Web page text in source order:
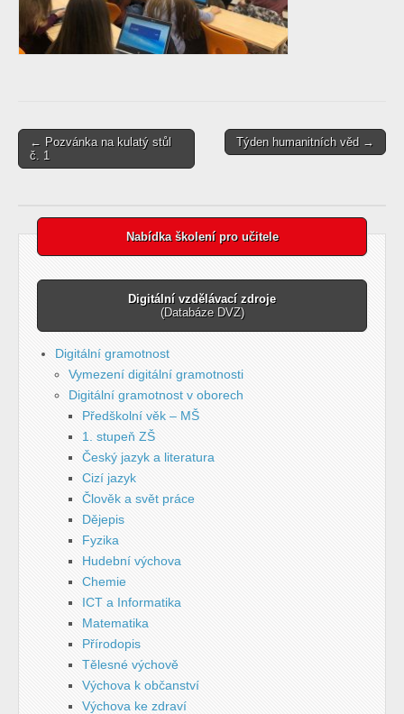
Post
navigation
← Pozvánka na kulatý stůl
č. 1
Týden humanitních věd →
Nabídka školení pro učitele
Digitální vzdělávací zdroje
(Databáze DVZ)
Digitální gramotnost
Vymezení digitální gramotnosti
Digitální gramotnost v oborech
Předškolní věk – MŠ
1. stupeň ZŠ
Český jazyk a literatura
Cizí jazyk
Člověk a svět práce
Dějepis
Fyzika
Hudební výchova
Chemie
ICT a Informatika
Matematika
Přírodopis
Tělesné výchově
Výchova k občanství
Výchova ke zdraví